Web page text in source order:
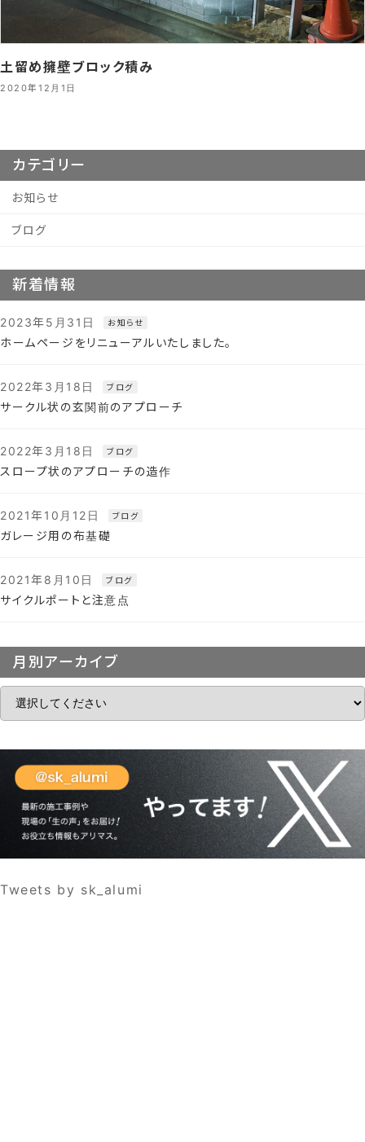
土留め擁壁ブロック積み
2020年12月1日
カテゴリー
お知らせ
ブログ
新着情報
2023年5月31日 お知らせ
ホームページをリニューアルいたしました。
2022年3月18日 ブログ
サークル状の玄関前のアプローチ
2022年3月18日 ブログ
スロープ状のアプローチの造作
2021年10月12日 ブログ
ガレージ用の布基礎
2021年8月10日 ブログ
サイクルポートと注意点
月別アーカイブ
Tweets by sk_alumi